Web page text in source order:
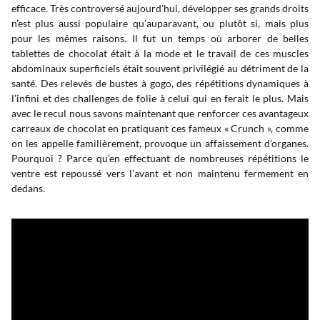
efficace. Très controversé aujourd’hui, développer ses grands droits
n’est plus aussi populaire qu’auparavant, ou plutôt si, mais plus
pour les mêmes raisons. Il fut un temps où arborer de belles
tablettes de chocolat était à la mode et le travail de ces muscles
abdominaux superficiels était souvent privilégié au détriment de la
santé. Des relevés de bustes à gogo, des répétitions dynamiques à
l’infini et des challenges de folie à celui qui en ferait le plus. Mais
avec le recul nous savons maintenant que renforcer ces avantageux
carreaux de chocolat en pratiquant ces fameux « Crunch », comme
on les appelle familièrement, provoque un affaissement d’organes.
Pourquoi ? Parce qu’en effectuant de nombreuses répétitions le
ventre est repoussé vers l’avant et non maintenu fermement en
dedans.